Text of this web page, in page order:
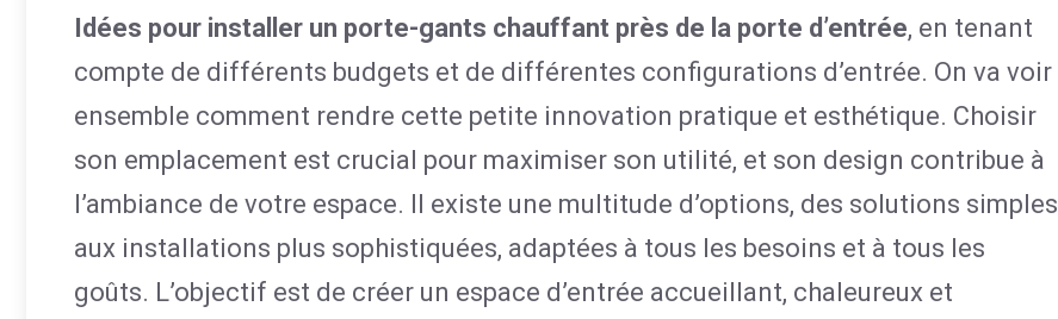
Idées pour installer un porte-gants chauffant près de la porte d’entrée, en tenant
compte de différents budgets et de différentes configurations d’entrée. On va voir
ensemble comment rendre cette petite innovation pratique et esthétique. Choisir
son emplacement est crucial pour maximiser son utilité, et son design contribue à
l’ambiance de votre espace. Il existe une multitude d’options, des solutions simples
aux installations plus sophistiquées, adaptées à tous les besoins et à tous les
goûts. L’objectif est de créer un espace d’entrée accueillant, chaleureux et